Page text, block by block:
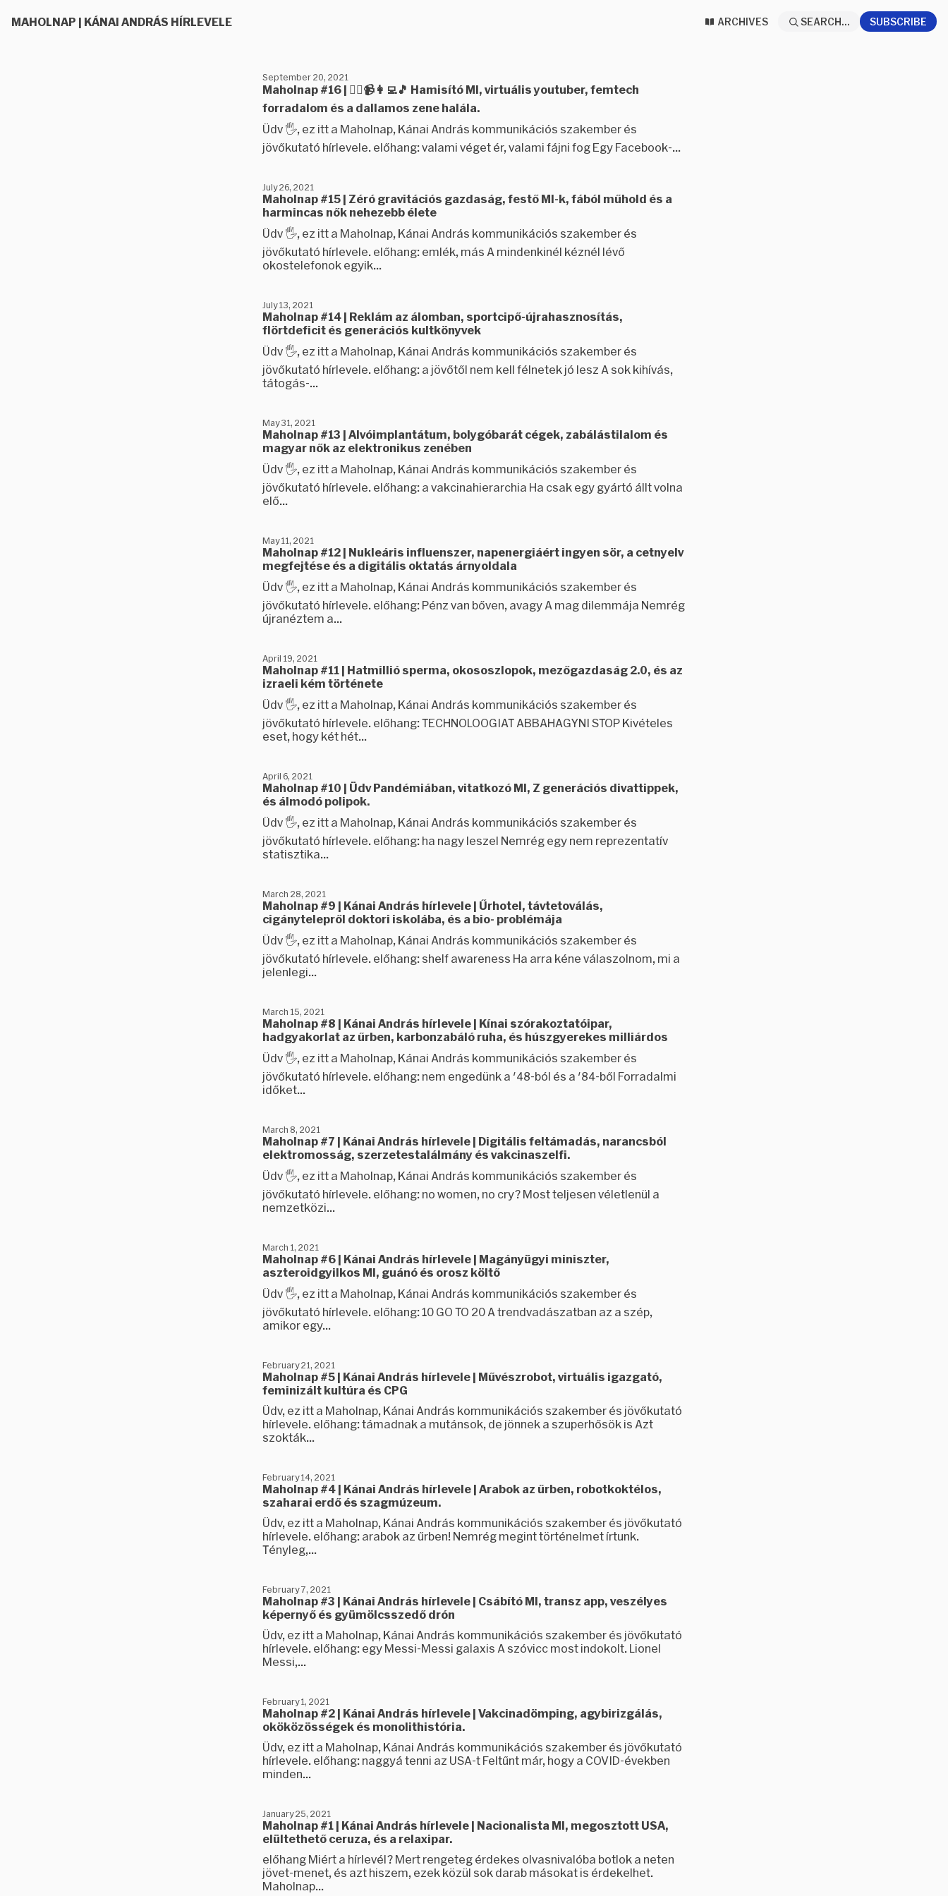
MAHOLNAP | KÁNAI ANDRÁS HÍRLEVELE ARCHIVES SEARCH... SUBSCRIBE
Maholnap #16 | 🦹‍♂️📹👩‍💻🎵 Hamisító MI, virtuális youtuber, femtech
forradalom és a dallamos zene halála.
September 20, 2021
Üdv 🖐️, ez itt a Maholnap, Kánai András kommunikációs szakember és
jövőkutató hírlevele. előhang: valami véget ér, valami fájni fog Egy Facebook-...
Maholnap #15 | Zéró gravitációs gazdaság, festő MI-k, fából műhold és a
harmincas nők nehezebb élete
July 26, 2021
Üdv 🖐️, ez itt a Maholnap, Kánai András kommunikációs szakember és
jövőkutató hírlevele. előhang: emlék, más A mindenkinél kéznél lévő
okostelefonok egyik...
Maholnap #14 | Reklám az álomban, sportcipő-újrahasznosítás,
flörtdeficit és generációs kultkönyvek
July 13, 2021
Üdv 🖐️, ez itt a Maholnap, Kánai András kommunikációs szakember és
jövőkutató hírlevele. előhang: a jövőtől nem kell félnetek jó lesz A sok kihívás,
tátogás-...
Maholnap #13 | Alvóimplantátum, bolygóbarát cégek, zabálástilalom és
magyar nők az elektronikus zenében
May 31, 2021
Üdv 🖐️, ez itt a Maholnap, Kánai András kommunikációs szakember és
jövőkutató hírlevele. előhang: a vakcinahierarchia Ha csak egy gyártó állt volna
elő...
Maholnap #12 | Nukleáris influenszer, napenergiáért ingyen sör, a cetnyelv
megfejtése és a digitális oktatás árnyoldala
May 11, 2021
Üdv 🖐️, ez itt a Maholnap, Kánai András kommunikációs szakember és
jövőkutató hírlevele. előhang: Pénz van bőven, avagy A mag dilemmája Nemrég
újranéztem a...
Maholnap #11 | Hatmillió sperma, okososzlopok, mezőgazdaság 2.0, és az
izraeli kém története
April 19, 2021
Üdv 🖐️, ez itt a Maholnap, Kánai András kommunikációs szakember és
jövőkutató hírlevele. előhang: TECHNOLOOGIAT ABBAHAGYNI STOP Kivételes
eset, hogy két hét...
Maholnap #10 | Üdv Pandémiában, vitatkozó MI, Z generációs divattippek,
és álmodó polipok.
April 6, 2021
Üdv 🖐️, ez itt a Maholnap, Kánai András kommunikációs szakember és
jövőkutató hírlevele. előhang: ha nagy leszel Nemrég egy nem reprezentatív
statisztika...
Maholnap #9 | Kánai András hírlevele | Űrhotel, távtetoválás,
cigánytelepről doktori iskolába, és a bio- problémája
March 28, 2021
Üdv 🖐️, ez itt a Maholnap, Kánai András kommunikációs szakember és
jövőkutató hírlevele. előhang: shelf awareness Ha arra kéne válaszolnom, mi a
jelenlegi...
Maholnap #8 | Kánai András hírlevele | Kínai szórakoztatóipar,
hadgyakorlat az űrben, karbonzabáló ruha, és húszgyerekes milliárdos
March 15, 2021
Üdv 🖐️, ez itt a Maholnap, Kánai András kommunikációs szakember és
jövőkutató hírlevele. előhang: nem engedünk a '48-ból és a '84-ből Forradalmi
időket...
Maholnap #7 | Kánai András hírlevele | Digitális feltámadás, narancsból
elektromosság, szerzetestalálmány és vakcinaszelfi.
March 8, 2021
Üdv 🖐️, ez itt a Maholnap, Kánai András kommunikációs szakember és
jövőkutató hírlevele. előhang: no women, no cry? Most teljesen véletlenül a
nemzetközi...
Maholnap #6 | Kánai András hírlevele | Magányügyi miniszter,
aszteroidgyilkos MI, guánó és orosz költő
March 1, 2021
Üdv 🖐️, ez itt a Maholnap, Kánai András kommunikációs szakember és
jövőkutató hírlevele. előhang: 10 GO TO 20 A trendvadászatban az a szép,
amikor egy...
Maholnap #5 | Kánai András hírlevele | Művészrobot, virtuális igazgató,
feminizált kultúra és CPG
February 21, 2021
Üdv, ez itt a Maholnap, Kánai András kommunikációs szakember és jövőkutató
hírlevele. előhang: támadnak a mutánsok, de jönnek a szuperhősök is Azt
szokták...
Maholnap #4 | Kánai András hírlevele | Arabok az űrben, robotkoktélos,
szaharai erdő és szagmúzeum.
February 14, 2021
Üdv, ez itt a Maholnap, Kánai András kommunikációs szakember és jövőkutató
hírlevele. előhang: arabok az űrben! Nemrég megint történelmet írtunk.
Tényleg,...
Maholnap #3 | Kánai András hírlevele | Csábító MI, transz app, veszélyes
képernyő és gyümölcsszedő drón
February 7, 2021
Üdv, ez itt a Maholnap, Kánai András kommunikációs szakember és jövőkutató
hírlevele. előhang: egy Messi-Messi galaxis A szóvicc most indokolt. Lionel
Messi,...
Maholnap #2 | Kánai András hírlevele | Vakcinadömping, agybirizgálás,
oköközösségek és monolithistória.
February 1, 2021
Üdv, ez itt a Maholnap, Kánai András kommunikációs szakember és jövőkutató
hírlevele. előhang: naggyá tenni az USA-t Feltűnt már, hogy a COVID-években
minden...
Maholnap #1 | Kánai András hírlevele | Nacionalista MI, megosztott USA,
elültethető ceruza, és a relaxipar.
January 25, 2021
előhang Miért a hírlevél? Mert rengeteg érdekes olvasnivalóba botlok a neten
jövet-menet, és azt hiszem, ezek közül sok darab másokat is érdekelhet.
Maholnap...